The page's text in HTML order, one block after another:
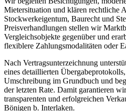
Mietersituation und klären rechtliche
Stockwerkeigentum, Baurecht und
Preisverhandlungen stellen wir
Vergleichsobjekte gegenüber und
flexiblere Zahlungsmodalitäten oder
Nach Vertragsunterzeichnung
eines detaillierten
Umschreibung im Grundbuch und
der letzten Rate. Damit garantieren
transparenten und erfolgreichen
Bönigen b. Interlaken.